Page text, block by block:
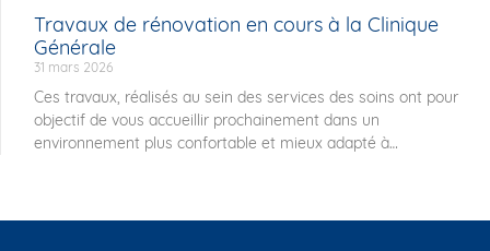
Travaux de rénovation en cours à la Clinique
Générale
31 mars 2026
Ces travaux, réalisés au sein des services des soins ont pour
objectif de vous accueillir prochainement dans un
environnement plus confortable et mieux adapté à